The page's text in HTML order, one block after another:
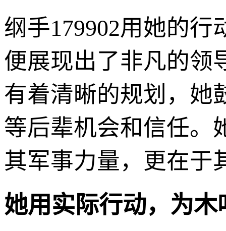
纲手179902用她的
便展现出了非凡的领
有着清晰的规划，她
等后辈机会和信任。
其军事力量，更在于
她用实际行动，为